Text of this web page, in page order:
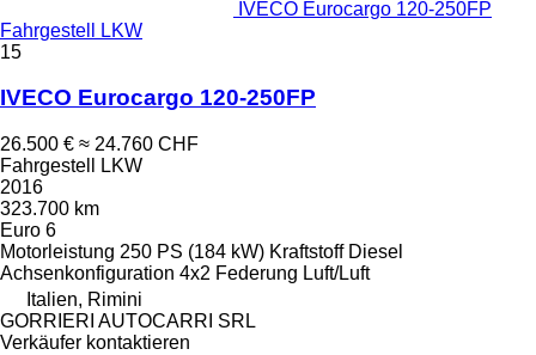
IVECO Eurocargo 120-250FP
Fahrgestell LKW
15
IVECO Eurocargo 120-250FP
26.500 € ≈ 24.760 CHF
Fahrgestell LKW
2016
323.700 km
Euro 6
Motorleistung 250 PS (184 kW) Kraftstoff Diesel
Achsenkonfiguration 4x2 Federung Luft/Luft
Italien, Rimini
GORRIERI AUTOCARRI SRL
Verkäufer kontaktieren